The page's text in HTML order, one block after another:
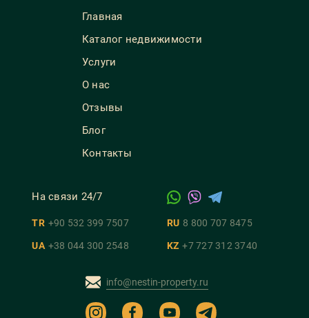
Главная
Каталог недвижимости
Услуги
О нас
Отзывы
Блог
Контакты
На связи 24/7
TR +90 532 399 7507 RU 8 800 707 8475
UA +38 044 300 2548 KZ +7 727 312 3740
info@nestin-property.ru